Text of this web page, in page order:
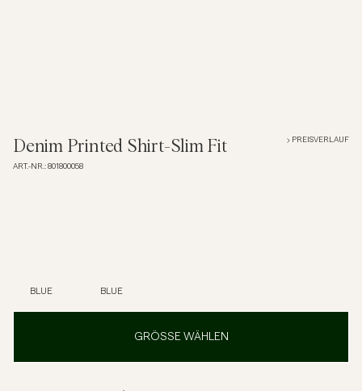
Hemden
T-Shirts
Unterwäsche
Denim Printed Shirt-Slim Fit
ART.-NR.: 801800058
PREISVERLAUF
BLUE BLUE
GRÖSSE WÄHLEN